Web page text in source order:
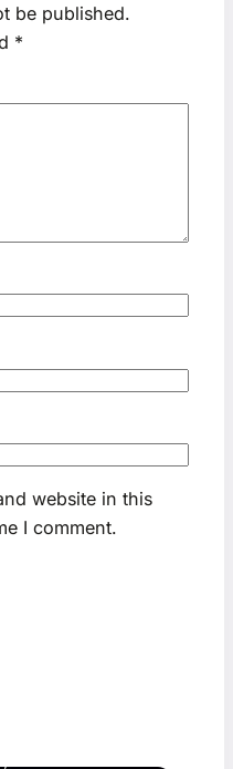
be published.
*
website in this
I comment.